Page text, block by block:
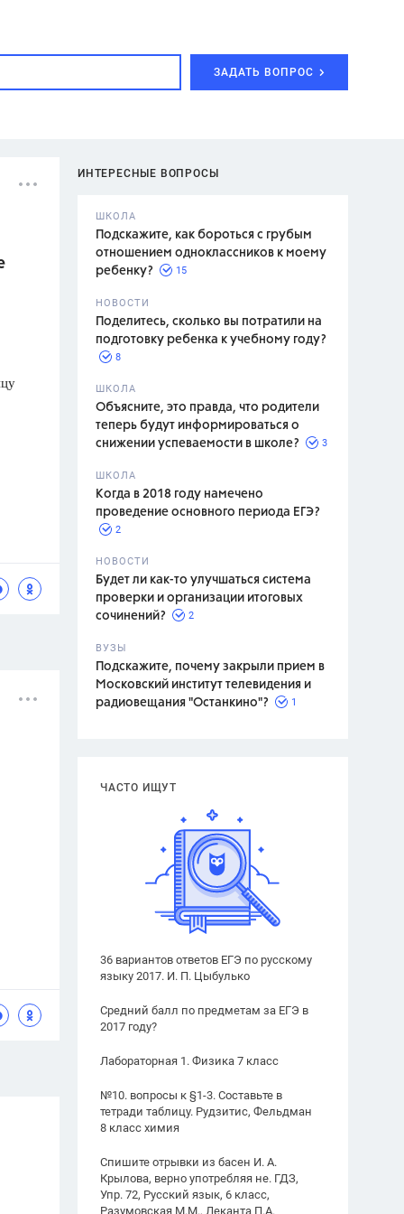
ЗАДАТЬ ВОПРОС
ИНТЕРЕСНЫЕ ВОПРОСЫ
ШКОЛА
Подскажите, как бороться с грубым
отношением одноклассников к моему
ребенку?
15
НОВОСТИ
Поделитесь, сколько вы потратили на
подготовку ребенка к учебному году?
8
ШКОЛА
Объясните, это правда, что родители
теперь будут информироваться о
снижении успеваемости в школе?
3
ШКОЛА
Когда в 2018 году намечено
проведение основного периода ЕГЭ?
2
НОВОСТИ
Будет ли как-то улучшаться система
проверки и организации итоговых
сочинений?
2
ВУЗЫ
Подскажите, почему закрыли прием в
Московский институт телевидения и
радиовещания "Останкино"?
1
ЧАСТО ИЩУТ
36 вариантов ответов ЕГЭ по русскому
языку 2017. И. П. Цыбулько
Средний балл по предметам за ЕГЭ в
2017 году?
Лабораторная 1. Физика 7 класс
№10. вопросы к §1-3. Составьте в
тетради таблицу. Рудзитис, Фельдман
8 класс химия
Спишите отрывки из басен И. А.
Крылова, верно употребляя не. ГДЗ,
Упр. 72, Русский язык, 6 класс,
Разумовская М.М., Леканта П.А.